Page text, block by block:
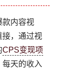
款内容视
接，通过视
CPS变现项
天的收入